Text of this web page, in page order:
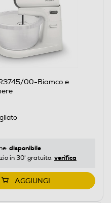
00-Biamco e
disponibile
in 30' gratuito: verifica
AGGIUNGI